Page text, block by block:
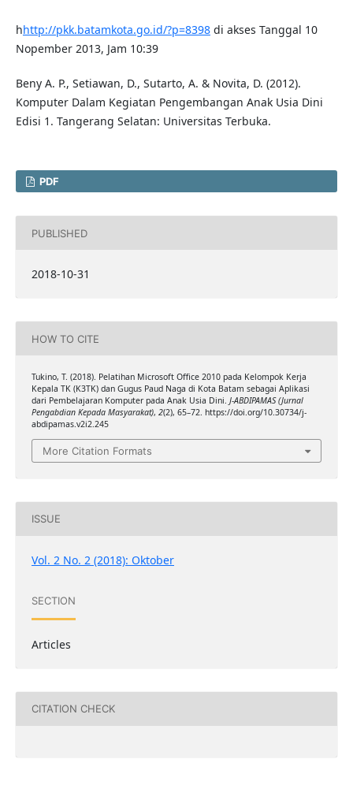
hhttp://pkk.batamkota.go.id/?p=8398di akses Tanggal 10
Nopember 2013, Jam 10:39
Beny A. P., Setiawan, D., Sutarto, A. & Novita, D. (2012).
Komputer Dalam Kegiatan Pengembangan Anak Usia Dini
Edisi 1. Tangerang Selatan: Universitas Terbuka.
PDF
PUBLISHED
2018-10-31
HOW TO CITE
Tukino, T. (2018). Pelatihan Microsoft Office 2010 pada Kelompok Kerja
Kepala TK (K3TK) dan Gugus Paud Naga di Kota Batam sebagai Aplikasi
dari Pembelajaran Komputer pada Anak Usia Dini. J-ABDIPAMAS (Jurnal
Pengabdian Kepada Masyarakat), 2(2), 65–72. https://doi.org/10.30734/j-
abdipamas.v2i2.245
More Citation Formats
ISSUE
Vol. 2 No. 2 (2018): Oktober
SECTION
Articles
CITATION CHECK